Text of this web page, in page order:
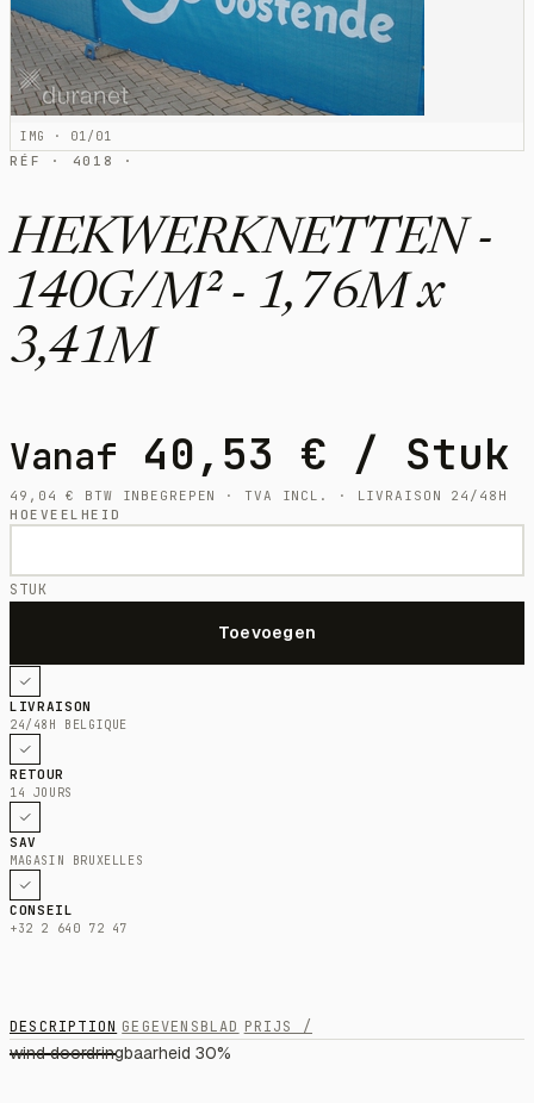
IMG · 01/01
RÉF · 4018 ·
HEKWERKNETTEN -
140G/M² - 1,76M x
3,41M
Vanaf 40,53 € / Stuk
49,04€
BTW INBEGREPEN · TVA INCL. · LIVRAISON 24/48H
HOEVEELHEID
STUK
LIVRAISON
24/48H BELGIQUE
RETOUR
14 JOURS
SAV
MAGASIN BRUXELLES
CONSEIL
+32 2 640 72 47
DESCRIPTION GEGEVENSBLAD PRIJS /
wind doordringbaarheid 30%